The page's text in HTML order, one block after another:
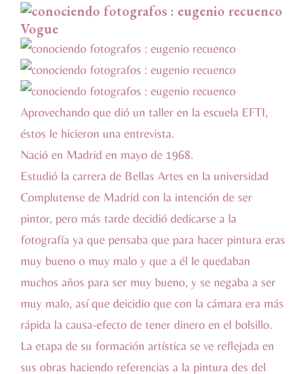
Vogue
Aprovechando que dió un taller en la escuela EFTI,
éstos le hicieron una entrevista.
Nació en Madrid en mayo de 1968.
Estudió la carrera de Bellas Artes en la universidad
Complutense de Madrid con la intención de ser
pintor, pero más tarde decidió dedicarse a la
fotografía ya que pensaba que para hacer pintura eras
muy bueno o muy malo y que a él le quedaban
muchos años para ser muy bueno, y se negaba a ser
muy malo, así que deicidio que con la cámara era más
rápida la causa-efecto de tener dinero en el bolsillo.
La etapa de su formación artística se ve reflejada en
sus obras haciendo referencias a la pintura des del